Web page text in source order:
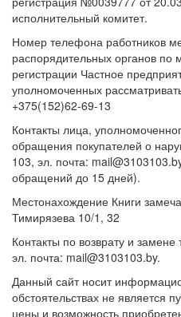
исполнительный комитет.
Номер телефона работников
распорядительных органов по
регистрации Частное
уполномоченных
+375(152)62-69-13
Контакты лица,
обращения покупателей о
103, эл. почта:
обращений до 15 дней).
Местонахождение Книги
Тимирязева 10/1, 32
Контакты по возврату и
эл. почта: mail@3103103.by.
Данный сайт носит
обстоятельствах не является
цены и возможность